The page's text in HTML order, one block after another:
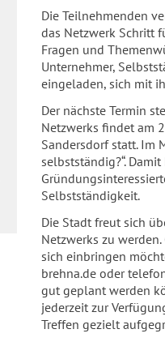
Die Teilnehmenden
das Netzwerk Schritt
Fragen und
Unternehmer,
eingeladen, sich mit
Der nächste Termin
Netzwerks findet am
Sandersdorf statt. Im
selbstständig?“.
Selbstständigkeit.
Die Stadt freut sich
Netzwerks zu
sich einbringen
brehna.de oder
gut geplant werden
jederzeit zur
Treffen gezielt